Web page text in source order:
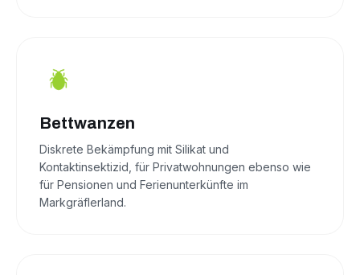
Bettwanzen
Diskrete Bekämpfung mit Silikat und
Kontaktinsektizid, für Privatwohnungen ebenso wie
für Pensionen und Ferienunterkünfte im
Markgräflerland.